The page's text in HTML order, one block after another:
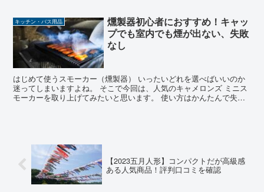
キッチン・バス用品
燻製器初心者におすすめ！キャッ
プでも室内でも煙が出ない、失敗
なし
はじめて使うスモーカー（燻製器） いったいどれを選べばいいのか
迷ってしまいますよね。 そこで今回は、人気のキャメロンズ ミニス
モーカーを取り上げてみたいと思います。 使い方はかんたんで失敗
【2023五月人形】コンパクトだが高級感
ある人気商品！評判口コミを確認